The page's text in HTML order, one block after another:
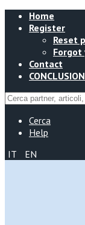
Home
Register
Reset
Forgot
Contact
Cerca
Help
IT
EN